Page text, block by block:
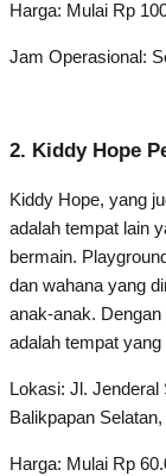
Harga: Mulai Rp
Jam Operasional:
2. Kiddy Hope
Kiddy Hope, yang
adalah tempat lain
bermain.
dan wahana yang
anak-anak.
adalah tempat
Lokasi: Jl.
Balikpapan
Harga: Mulai Rp